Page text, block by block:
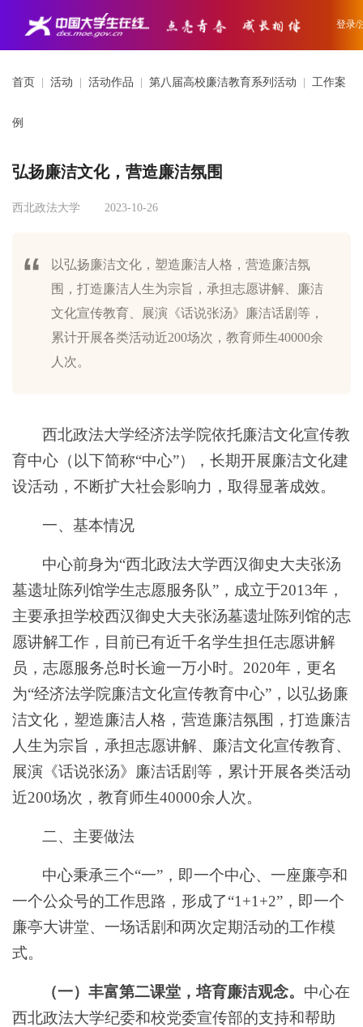
登录/
首页 活动 活动作品 第八届高校廉洁教育系列活动 工作案
例
弘扬廉洁文化，营造廉洁氛围
西北政法大学 2023-10-26
以弘扬廉洁文化，塑造廉洁人格，营造廉洁氛
围，打造廉洁人生为宗旨，承担志愿讲解、廉洁
文化宣传教育、展演《话说张汤》廉洁话剧等，
累计开展各类活动近200场次，教育师生40000余
人次。
西北政法大学经济法学院依托廉洁文化宣传教
育中心（以下简称“中心”），长期开展廉洁文化建
设活动，不断扩大社会影响力，取得显著成效。
一、基本情况
中心前身为“西北政法大学西汉御史大夫张汤
墓遗址陈列馆学生志愿服务队”，成立于2013年，
主要承担学校西汉御史大夫张汤墓遗址陈列馆的志
愿讲解工作，目前已有近千名学生担任志愿讲解
员，志愿服务总时长逾一万小时。2020年，更名
为“经济法学院廉洁文化宣传教育中心”，以弘扬廉
洁文化，塑造廉洁人格，营造廉洁氛围，打造廉洁
人生为宗旨，承担志愿讲解、廉洁文化宣传教育、
展演《话说张汤》廉洁话剧等，累计开展各类活动
近200场次，教育师生40000余人次。
二、主要做法
中心秉承三个“一”，即一个中心、一座廉亭和
一个公众号的工作思路，形成了“1+1+2”，即一个
廉亭大讲堂、一场话剧和两次定期活动的工作模
式。
（一）丰富第二课堂，培育廉洁观念。 中心在
西北政法大学纪委和校党委宣传部的支持和帮助